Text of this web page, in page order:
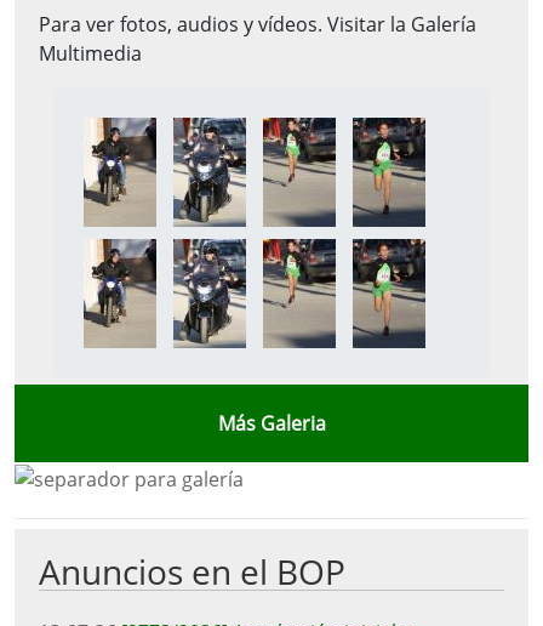
Para ver fotos, audios y vídeos. Visitar la Galería
Multimedia
Más Galeria
Anuncios en el BOP